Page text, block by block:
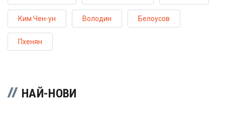
Ким Чен-ун Володин Белоусов
Пхенян
НАЙ-НОВИ